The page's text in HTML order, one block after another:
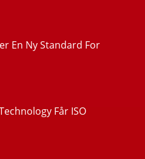
En Ny Standard For
Får ISO